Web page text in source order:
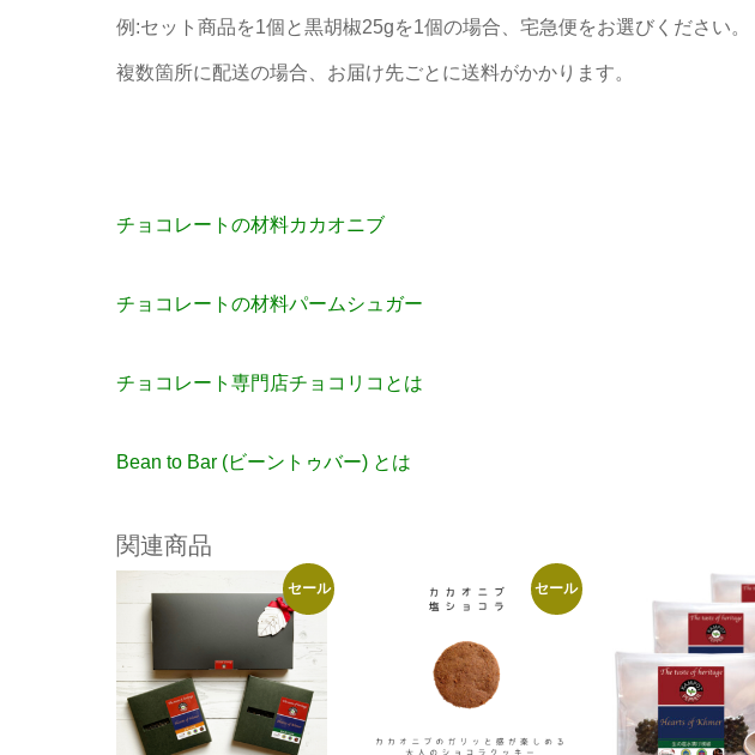
例:セット商品を1個と黒胡椒25gを1個の場合、宅急便をお選びください。
複数箇所に配送の場合、お届け先ごとに送料がかかります。
チョコレートの材料カカオニブ
チョコレートの材料パームシュガー
チョコレート専門店チョコリコとは
Bean to Bar (ビーントゥバー) とは
関連商品
セール セール